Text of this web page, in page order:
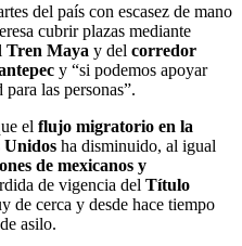
del país con escasez de mano
cubrir plazas mediante
Tren Maya y del corredor
y “si podemos apoyar
las personas”.
el flujo migratorio en la
Unidos ha disminuido, al igual
de mexicanos y
de vigencia del Título
de cerca y desde hace tiempo
asilo.